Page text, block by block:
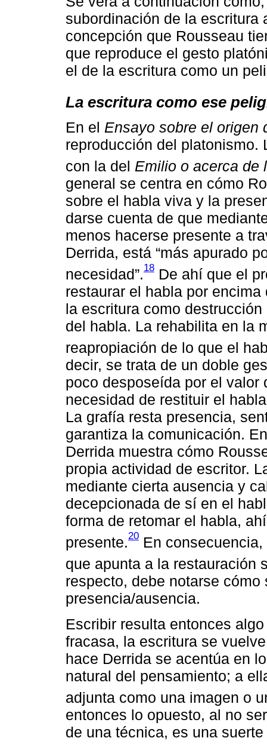
subordinación de la escritura
concepción que Rousseau
que reproduce el gesto
el de la escritura como un
La escritura como ese
En el Ensayo sobre el origen
reproducción del platonismo.
con la del Emilio o acerca de
general se centra en cómo
sobre el habla viva y la
darse cuenta de que
menos hacerse presente a
Derrida, está “más apurado
necesidad”.18 De ahí que el
restaurar el habla por
la escritura como
del habla. La rehabilita en la
reapropiación de lo que el
decir, se trata de un doble
poco desposeída por el valor
necesidad de restituir el
La grafía resta presencia,
garantiza la comunicación.
Derrida muestra cómo
propia actividad de escritor.
mediante cierta ausencia y
decepcionada de sí en el
forma de retomar el habla,
presente.20 En
que apunta a la restauración
respecto, debe notarse
presencia/ausencia.
Escribir resulta entonces
fracasa, la escritura se
hace Derrida se acentúa en
natural del pensamiento; a
adjunta como una imagen o
entonces lo opuesto, al no
de una técnica, es una